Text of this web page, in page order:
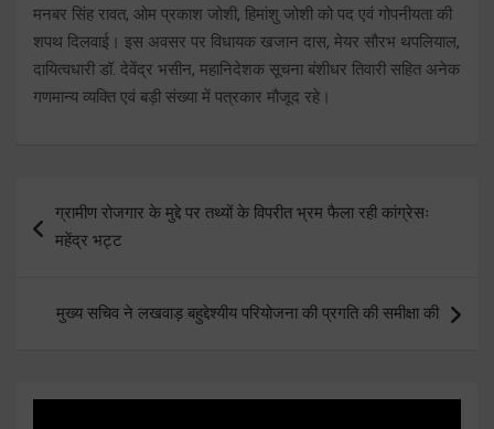
मनबर सिंह रावत, ओम प्रकाश जोशी, हिमांशु जोशी को पद एवं गोपनीयता की
शपथ दिलवाई। इस अवसर पर विधायक खजान दास, मेयर सौरभ थपलियाल,
दायित्वधारी डॉ. देवेंद्र भसीन, महानिदेशक सूचना बंशीधर तिवारी सहित अनेक
गणमान्य व्यक्ति एवं बड़ी संख्या में पत्रकार मौजूद रहे।
navigation
ग्रामीण रोजगार के मुद्दे पर तथ्यों के विपरीत भ्रम फैला रही कांग्रेसः
महेंद्र भट्ट
मुख्य सचिव ने लखवाड़ बहुद्देश्यीय परियोजना की प्रगति की समीक्षा की